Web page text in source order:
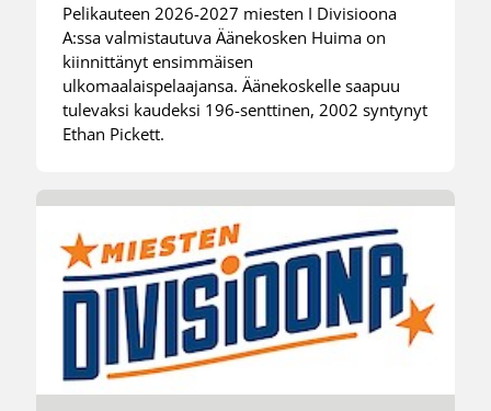
Pelikauteen 2026-2027 miesten I Divisioona
A:ssa valmistautuva Äänekosken Huima on
kiinnittänyt ensimmäisen
ulkomaalaispelaajansa. Äänekoskelle saapuu
tulevaksi kaudeksi 196-senttinen, 2002 syntynyt
Ethan Pickett.